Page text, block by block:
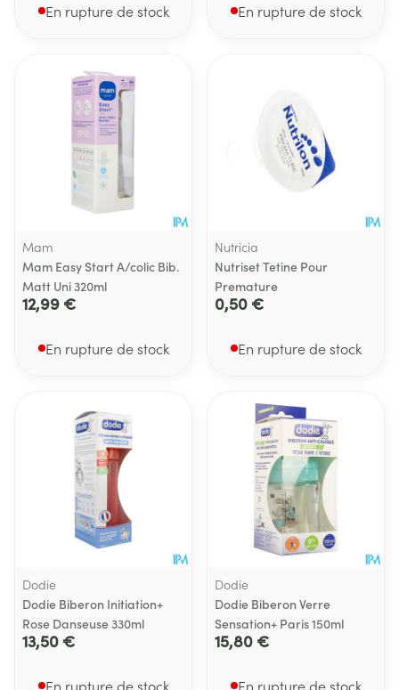
En rupture de stock En rupture de stock
Mam
Mam Easy Start A/colic Bib.
Matt Uni 320ml
12,99 €
En rupture de stock
Nutricia
Nutriset Tetine Pour
Premature
0,50 €
En rupture de stock
Dodie
Dodie Biberon Initiation+
Rose Danseuse 330ml
13,50 €
En rupture de stock
Dodie
Dodie Biberon Verre
Sensation+ Paris 150ml
15,80 €
En rupture de stock